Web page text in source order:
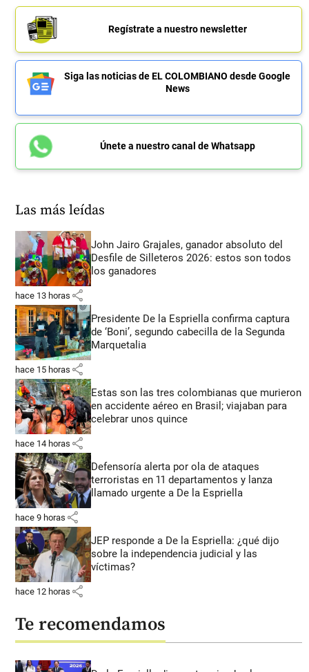
Regístrate a nuestro newsletter
Siga las noticias de EL COLOMBIANO desde Google
News
Únete a nuestro canal de Whatsapp
Las más leídas
John Jairo Grajales, ganador absoluto del
Desfile de Silleteros 2026: estos son todos
los ganadores
hace 13 horas share
Presidente De la Espriella confirma captura
de ‘Boni’, segundo cabecilla de la Segunda
Marquetalia
hace 15 horas share
Estas son las tres colombianas que murieron
en accidente aéreo en Brasil; viajaban para
celebrar unos quince
hace 14 horas share
Defensoría alerta por ola de ataques
terroristas en 11 departamentos y lanza
llamado urgente a De la Espriella
hace 9 horas share
JEP responde a De la Espriella: ¿qué dijo
sobre la independencia judicial y las
víctimas?
hace 12 horas share
Te recomendamos